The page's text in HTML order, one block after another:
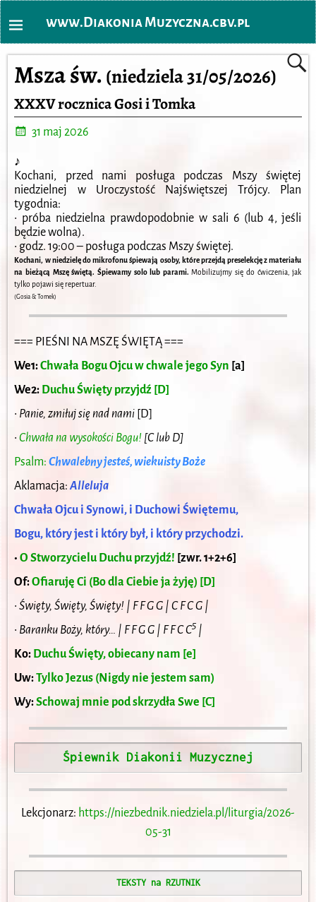
www.Diakonia Muzyczna.cbv.pl
Msza św.(niedziela 31/05/2026)
XXXV rocznica Gosi i Tomka
31 maj 2026
♪
Kochani, przed nami posługa podczas Mszy świętej
niedziel­nej w Uroczystość Najświętszej Trójcy. Plan
tygodnia:
• próba niedzielna prawdopodobnie w sali 6 (lub 4, jeśli
będzie wolna).
• godz. 19:00 – posługa podczas Mszy świętej.
Kochani, w niedzielę do mikrofonu śpiewają osoby, które przejdą preselekcję z materiału
na bieżącą Mszę świętą. Śpiewamy solo lub parami.Mobilizujmy się do ćwiczenia, jak
tylko pojawi się repertuar.
(Gosia & Tomek)
=== PIEŚNI NA MSZĘ ŚWIĘTĄ ===
We1:Chwała Bogu Ojcu w chwale jego Syn [a]
We2: Duchu Święty przyjdź [D]
• Panie, zmiłuj się nad nami [D]
•Chwała na wysokości Bogu! [C lub D]
Psalm: Chwalebny jesteś, wiekuisty Boże
Aklamacja:Alleluja
Chwała Ojcu i Synowi, i Duchowi Świętemu,
Bogu, który jest i który był, i który przychodzi.
•O Stworzycielu Duchu przyjdź! [zwr. 1+2+6]
Of:Ofiaruję Ci (Bo dla Ciebie ja żyję) [D]
•Święty, Święty, Święty! | F F G G | C F C G |
• Baranku Boży, który… | F F G G | F F C C5 |
Ko: Duchu Święty, obiecany nam [e]
Uw:Tylko Jezus (Nigdy nie jestem sam)
Wy:Schowaj mnie pod skrzydła Swe [C]
Śpiewnik Diakonii Muzycznej
Lekcjonarz: https://niezbednik.niedziela.pl/liturgia/2026-
05-31
TEKSTY na RZUTNIK